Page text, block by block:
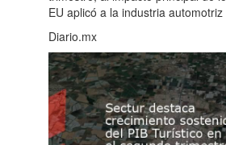
EU aplicó a la industria automotriz
Diario.mx